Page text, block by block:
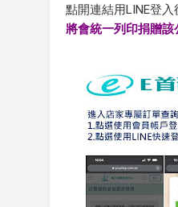
點開連結用LINE登
將會統一列印捐贈該